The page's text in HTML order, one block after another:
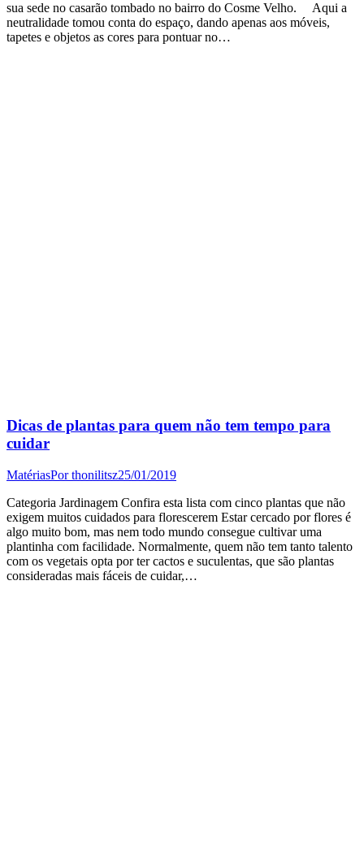
sua sede no casarão tombado no bairro do Cosme Velho. Aqui a
neutralidade tomou conta do espaço, dando apenas aos móveis,
tapetes e objetos as cores para pontuar no…
Dicas de plantas para quem não tem tempo para
cuidar
MatériasPorthonilitsz25/01/2019
Categoria Jardinagem Confira esta lista com cinco plantas que não
exigem muitos cuidados para florescerem Estar cercado por flores é
algo muito bom, mas nem todo mundo consegue cultivar uma
plantinha com facilidade. Normalmente, quem não tem tanto talento
com os vegetais opta por ter cactos e suculentas, que são plantas
consideradas mais fáceis de cuidar,…